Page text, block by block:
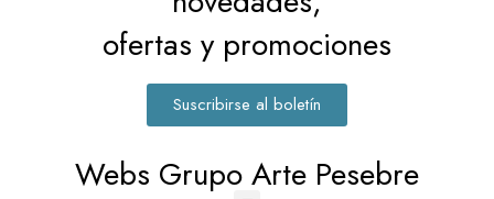
ofertas y promociones
Suscribirse al boletín
Webs Grupo Arte Pesebre